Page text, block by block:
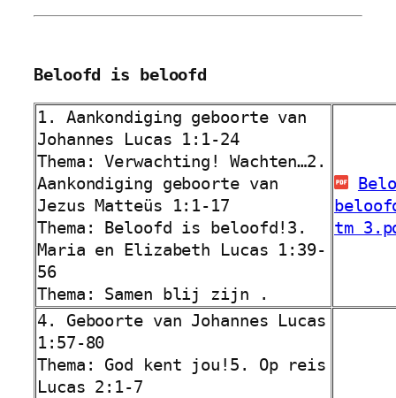
Beloofd is beloofd
1. Aankondiging geboorte van
Johannes Lucas 1:1-24
Thema: Verwachting! Wachten…2.
Aankondiging geboorte van
Jezus Matteüs 1:1-17
Thema: Beloofd is beloofd! 3.
Maria en Elizabeth Lucas 1:39-
56
Thema: Samen blij zijn .
tm
4. Geboorte van Johannes Lucas
1:57-80
Thema: God kent jou! 5. Op reis
Lucas 2:1-7